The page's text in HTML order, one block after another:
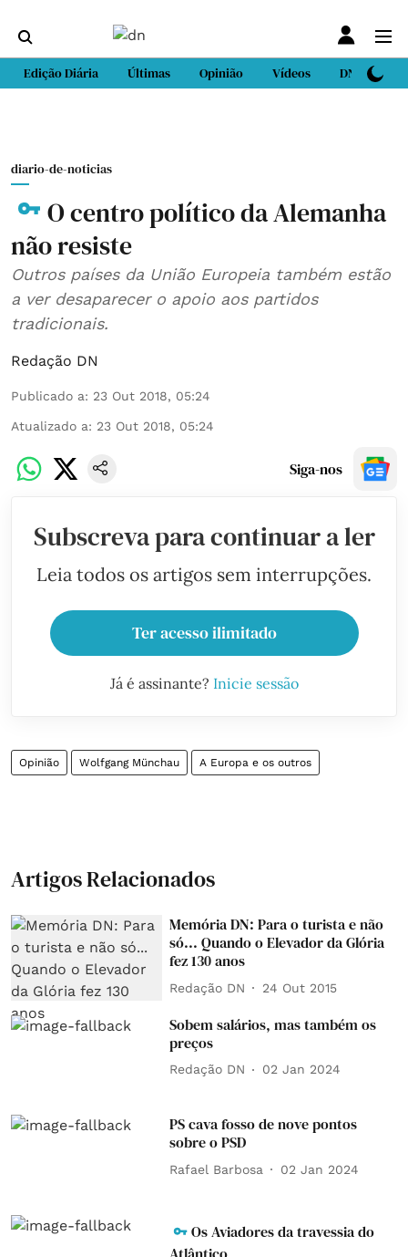
Edição Diária Últimas Opinião Vídeos DN Sport
diario-de-noticias
O centro político da Alemanha
não resiste
Outros países da União Europeia também estão
a ver desaparecer o apoio aos partidos
tradicionais.
Redação DN
Publicado a: 23 Out 2018, 05:24
Atualizado a: 23 Out 2018, 05:24
Siga-nos
Subscreva para continuar a ler
Leia todos os artigos sem interrupções.
Ter acesso ilimitado
Já é assinante? Inicie sessão
Opinião Wolfgang Münchau A Europa e os outros
Artigos Relacionados
Memória DN: Para o turista e não
só... Quando o Elevador da Glória
fez 130 anos
Redação DN 24 Out 2015
Sobem salários, mas também os
preços
Redação DN 02 Jan 2024
PS cava fosso de nove pontos
sobre o PSD
Rafael Barbosa 02 Jan 2024
Os Aviadores da travessia do